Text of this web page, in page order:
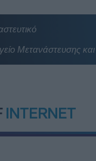
Μετανάστευσης
INTERNET